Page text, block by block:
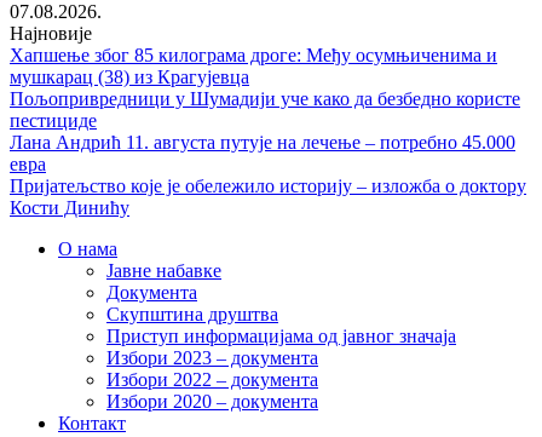
07.08.2026.
Најновије
Хапшење због 85 килограма дроге: Међу осумњиченима и
мушкарац (38) из Крагујевца
Пољопривредници у Шумадији уче како да безбедно користе
пестициде
Лана Андрић 11. августа путује на лечење – потребно 45.000
евра
Пријатељство које је обележило историју – изложба о доктору
Кости Динићу
О нама
Јавне набавке
Документа
Скупштина друштва
Приступ информацијама од јавног значаја
Избори 2023 – документа
Избори 2022 – документа
Избори 2020 – документа
Контакт